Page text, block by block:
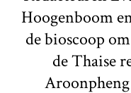
Hoogenboom
de bioscoop
de Thaise